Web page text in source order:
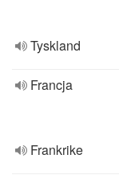
Tyskland
Francja
Frankrike